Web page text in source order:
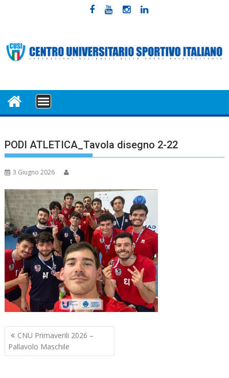
MENU
PODI ATLETICA_Tavola disegno 2-22
3 Giugno 2026
Navigazione
articoli
CNU Primaverili 2026 –
Pallavolo Maschile